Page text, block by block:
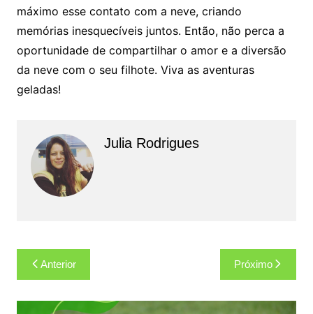
máximo esse contato com a neve, criando
memórias inesquecíveis juntos. Então, não perca a
oportunidade de compartilhar o amor e a diversão
da neve com o seu filhote. Viva as aventuras
geladas!
Julia Rodrigues
Navegação
de
Post
Anterior Próximo